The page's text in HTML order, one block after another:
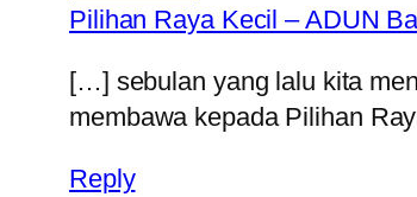
Pilihan Raya Kecil – ADUN
[…] sebulan yang lalu kita
membawa kepada Pilihan
Reply